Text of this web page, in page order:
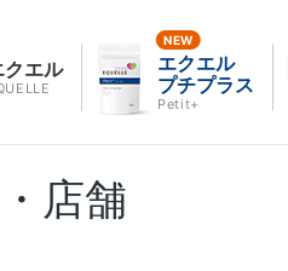
クエル
エクエル
プチプラス
Petit+
店舗